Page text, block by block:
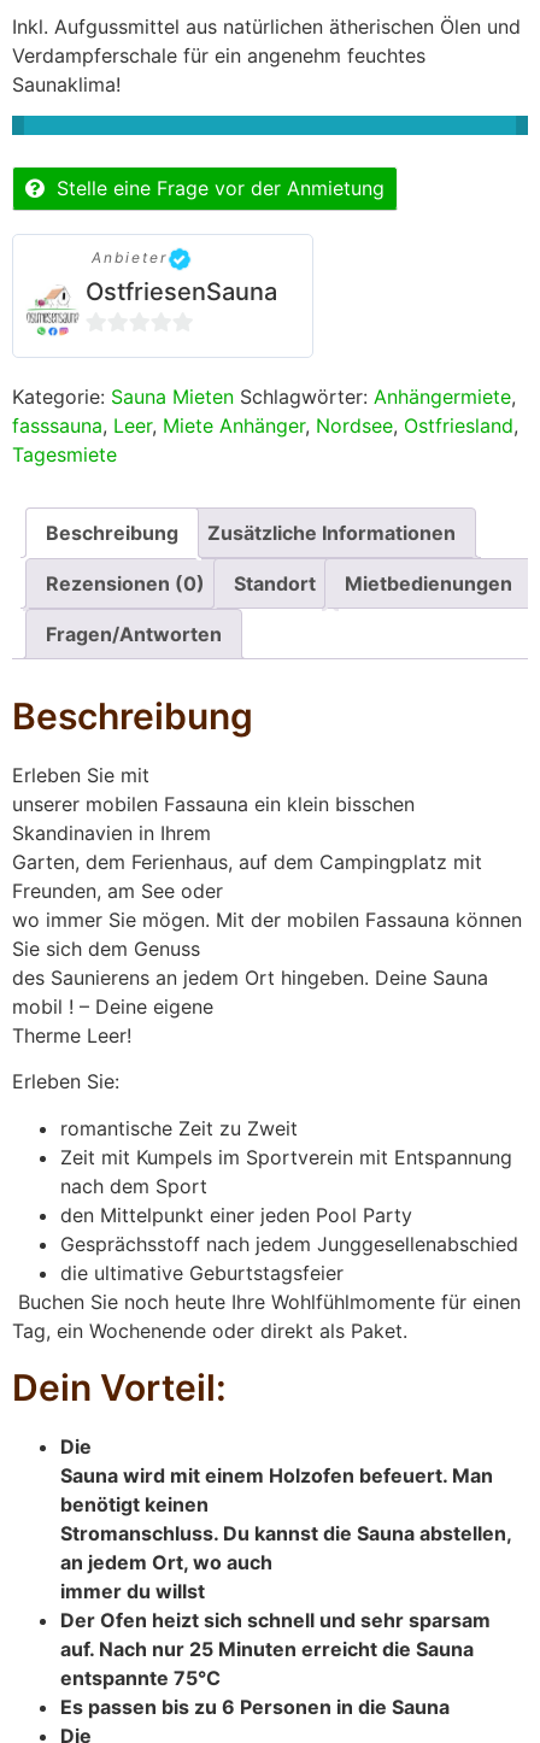
Inkl. Aufgussmittel aus natürlichen ätherischen Ölen und
Verdampferschale für ein angenehm feuchtes
Saunaklima!
Stelle eine Frage vor der Anmietung
Anbieter
OstfriesenSauna
5
Kategorie: Sauna Mieten Schlagwörter: Anhängermiete,
fasssauna, Leer, Miete Anhänger, Nordsee, Ostfriesland,
Tagesmiete
Beschreibung Zusätzliche Informationen
Rezensionen (0) Standort Mietbedienungen
Fragen/Antworten
Beschreibung
Erleben Sie mit
unserer mobilen Fassauna ein klein bisschen
Skandinavien in Ihrem
Garten, dem Ferienhaus, auf dem Campingplatz mit
Freunden, am See oder
wo immer Sie mögen. Mit der mobilen Fassauna können
Sie sich dem Genuss
des Saunierens an jedem Ort hingeben. Deine Sauna
mobil ! – Deine eigene
Therme Leer!
Erleben Sie:
romantische Zeit zu Zweit
Zeit mit Kumpels im Sportverein mit Entspannung
nach dem Sport
den Mittelpunkt einer jeden Pool Party
Gesprächsstoff nach jedem Junggesellenabschied
die ultimative Geburtstagsfeier
Buchen Sie noch heute Ihre Wohlfühlmomente für einen
Tag, ein Wochenende oder direkt als Paket.
Dein Vorteil:
Die
Sauna wird mit einem Holzofen befeuert. Man
benötigt keinen
Stromanschluss. Du kannst die Sauna abstellen,
an jedem Ort, wo auch
immer du willst
Der Ofen heizt sich schnell und sehr sparsam
auf. Nach nur 25 Minuten erreicht die Sauna
entspannte 75°C
Es passen bis zu 6 Personen in die Sauna
Die